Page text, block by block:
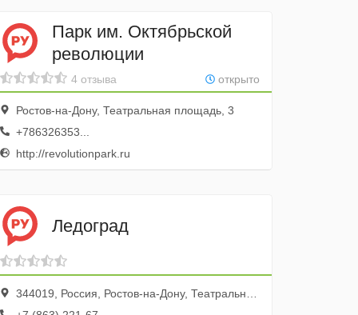
Парк им. Октябрьской
революции
открыто
4 отзыва
Ростов-на-Дону, Театральная площадь, 3
+786326353...
http://revolutionpark.ru
Ледоград
344019, Россия, Ростов-на-Дону, Театральная площадь, 3